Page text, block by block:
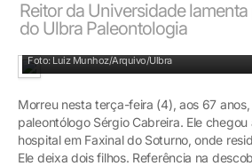
Reitor da Universidade
do Ulbra Paleontologia
Foto: Luiz Munhoz/Arquivo/Ulbra
Morreu nesta terça-feira (4), aos 67
paleontólogo Sérgio Cabreira. Ele
hospital em Faxinal do Soturno, onde
Ele deixa dois filhos. Referência na